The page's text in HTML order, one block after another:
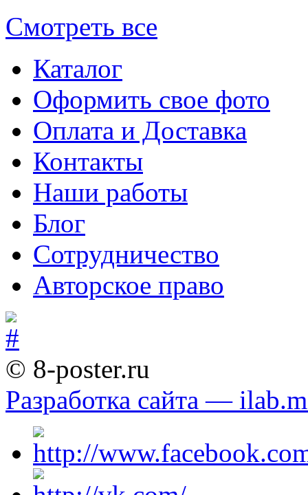
Смотреть все
Каталог
Оформить свое фото
Оплата и Доставка
Контакты
Наши работы
Блог
Сотрудничество
Авторское право
© 8-poster.ru
Разработка сайта —